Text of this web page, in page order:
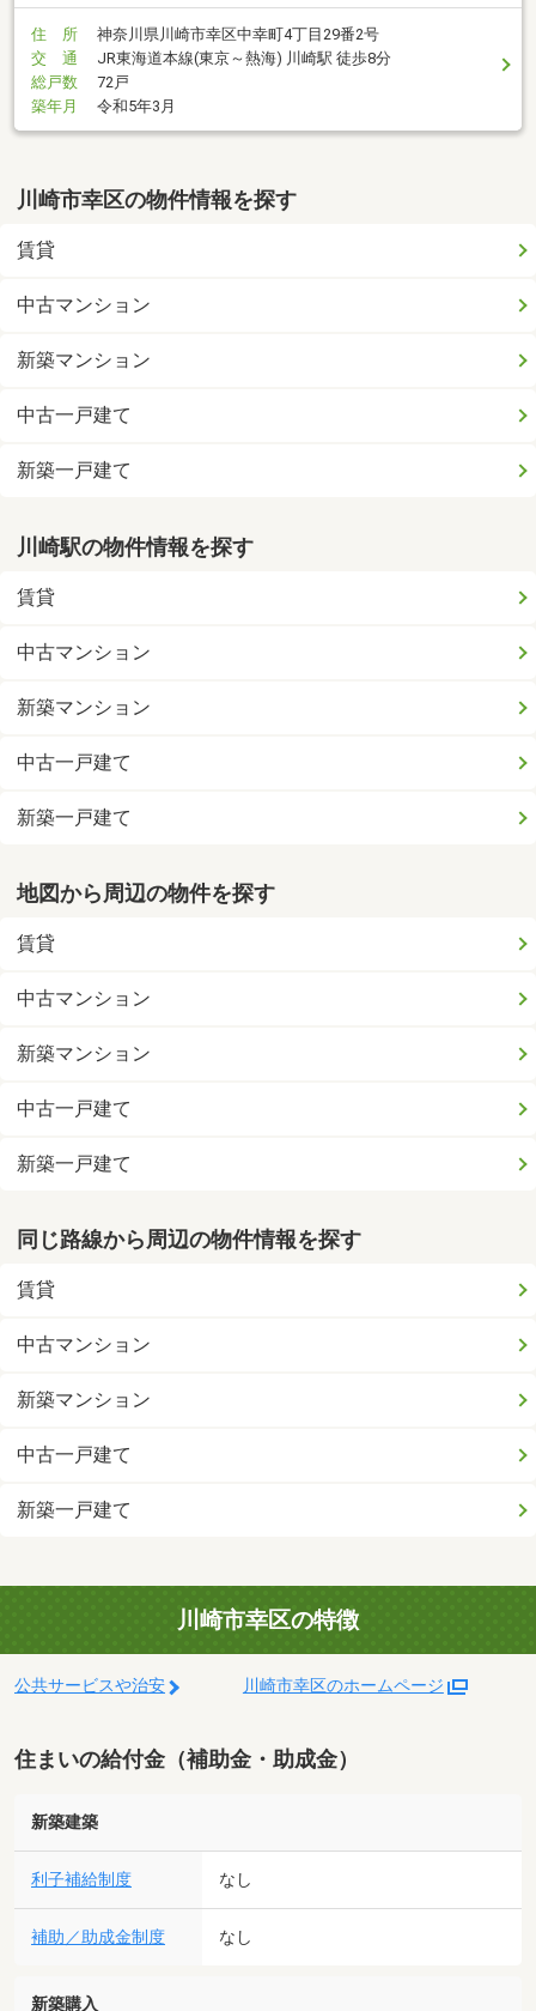
住 所
神奈川県川崎市幸区中幸町4丁目29番2号
交 通
JR東海道本線(東京～熱海) 川崎駅 徒歩8分
総戸数
72戸
築年月
令和5年3月
川崎市幸区の物件情報を探す
賃貸
中古マンション
新築マンション
中古一戸建て
新築一戸建て
川崎駅の物件情報を探す
賃貸
中古マンション
新築マンション
中古一戸建て
新築一戸建て
地図から周辺の物件を探す
賃貸
中古マンション
新築マンション
中古一戸建て
新築一戸建て
同じ路線から周辺の物件情報を探す
賃貸
中古マンション
新築マンション
中古一戸建て
新築一戸建て
川崎市幸区の特徴
公共サービスや治安 川崎市幸区のホームページ
住まいの給付金（補助金・助成金）
新築建築
利子補給制度 なし
補助／助成金制度 なし
新築購入